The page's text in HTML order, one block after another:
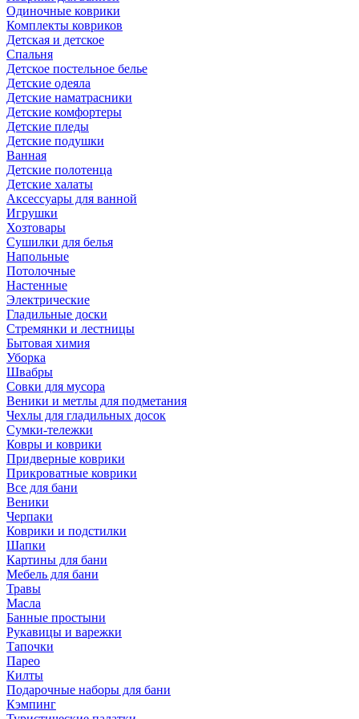
Одиночные коврики
Комплекты ковриков
Детская и детское
Спальня
Детское постельное белье
Детские одеяла
Детские наматрасники
Детские комфортеры
Детские пледы
Детские подушки
Ванная
Детские полотенца
Детские халаты
Аксессуары для ванной
Игрушки
Хозтовары
Сушилки для белья
Напольные
Потолочные
Настенные
Электрические
Гладильные доски
Стремянки и лестницы
Бытовая химия
Уборка
Швабры
Совки для мусора
Веники и метлы для подметания
Чехлы для гладильных досок
Сумки-тележки
Ковры и коврики
Придверные коврики
Прикроватные коврики
Все для бани
Веники
Черпаки
Коврики и подстилки
Шапки
Картины для бани
Мебель для бани
Травы
Масла
Банные простыни
Рукавицы и варежки
Тапочки
Парео
Килты
Подарочные наборы для бани
Кэмпинг